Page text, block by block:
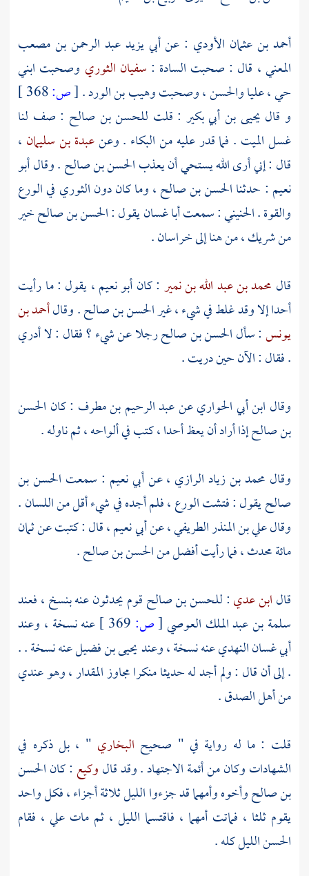
أحمد بن عثمان الأودي : عنأبي يزيد عبد الرحمن بن مصعب
المعني، قال : صحبت السادة : سفيان الثوري وصحبت ابني
حي،علياوالحسن، وصحبتوهيب بن الورد.
[ص:
و قال يحيى بن أبي بكير : قلت للحسن بن صالح : صف لنا
غسل الميت . فما قدر عليه من البكاء . وعنعبدة بن سليمان ،
قال : إني أرى الله يستحي أن يعذبالحسن بن صالح. وقالأبو
نعيم : حدثناالحسن بن صالح، وما كان دونالثوري في الورع
والقوة .الحنيني: سمعتأبا غسانيقول :الحسن بن صالحخير
منشريك، من هنا إلىخراسان.
قال محمد بن عبد الله بن نمير : كانأبو نعيم، يقول : ما رأيت
أحدا إلا وقد غلط في شيء ، غيرالحسن بن صالح. وقالأحمد بن
يونس: سألالحسن بن صالحرجلا عن شيء ؟ فقال : لا أدري
. فقال : الآن حين دريت .
وقال ابن أبي الحواريعنعبد الرحيم بن مطرف : كان الحسن
بن صالحإذا أراد أن يعظ أحدا ، كتب في ألواحه ، ثم ناوله .
وقال محمد بن زياد الرازي ، عنأبي نعيم : سمعت الحسن بن
صالحيقول : فتشت الورع ، فلم أجده في شيء أقل من اللسان .
وقالعلي بن المنذر الطريفي، عنأبي نعيم، قال : كتبت عن ثمان
مائة محدث ، فما رأيت أفضل منالحسن بن صالح.
قالابن عدي:للحسن بن صالحقوم يحدثون عنه بنسخ ، فعند
سلمة بن عبد الملك العوصي[ص:
عنه نسخة ، وعند
أبي غسان النهديعنه نسخة ، وعنديحيى بن فضيلعنه نسخة . .
. إلى أن قال : ولم أجد له حديثا منكرا مجاوز المقدار ، وهو عندي
من أهل الصدق .
قلت : ما له رواية في " صحيح البخاري " ، بل ذكره في
الشهادات وكان من أئمة الاجتهاد . وقد قالوكيع : كانالحسن
بن صالحوأخوه وأمهما قد جزءوا الليل ثلاثة أجزاء ، فكل واحد
يقوم ثلثا ، فماتت أمهما ، فاقتسما الليل ، ثم مات علي ، فقام
الحسنالليل كله .